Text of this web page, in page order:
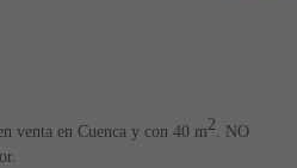
venta en Cuenca y con 40 m2 . NO